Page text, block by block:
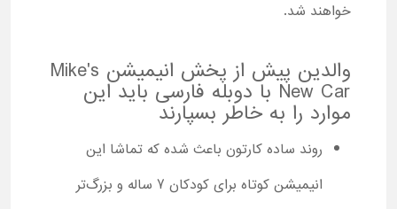
خواهند شد.
والدین پیش از پخش انیمیشن Mike's
New Car با دوبله فارسی باید این
موارد را به خاطر بسپارند
روند ساده کارتون باعث شده که تماشا این
انیمیشن کوتاه برای کودکان 7 ساله و بزرگ‌تر